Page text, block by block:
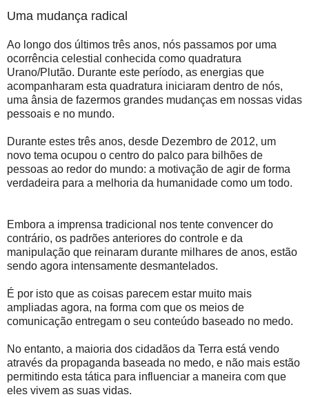
Uma mudança radical
Ao longo dos últimos três anos, nós passamos por uma
ocorrência celestial conhecida como quadratura
Urano/Plutão. Durante este período, as energias que
acompanharam esta quadratura iniciaram dentro de nós,
uma ânsia de fazermos grandes mudanças em nossas vidas
pessoais e no mundo.
Durante estes três anos, desde Dezembro de 2012, um
novo tema ocupou o centro do palco para bilhões de
pessoas ao redor do mundo: a motivação de agir de forma
verdadeira para a melhoria da humanidade como um todo.
Embora a imprensa tradicional nos tente convencer do
contrário, os padrões anteriores do controle e da
manipulação que reinaram durante milhares de anos, estão
sendo agora intensamente desmantelados.
É por isto que as coisas parecem estar muito mais
ampliadas agora, na forma com que os meios de
comunicação entregam o seu conteúdo baseado no medo.
No entanto, a maioria dos cidadãos da Terra está vendo
através da propaganda baseada no medo, e não mais estão
permitindo esta tática para influenciar a maneira com que
eles vivem as suas vidas.